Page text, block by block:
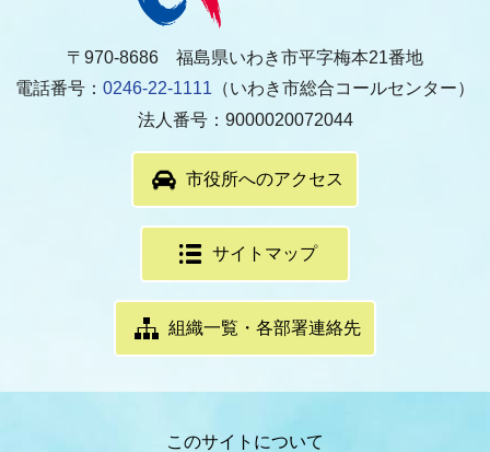
〒970-8686 福島県いわき市平字梅本21番地
電話番号： 0246-22-1111 （いわき市総合コールセンター）
法人番号：9000020072044
市役所へのアクセス
サイトマップ
組織一覧・各部署連絡先
このサイトについて